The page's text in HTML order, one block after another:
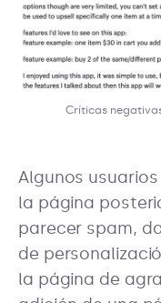
Críticas
Algunos
la página
parecer spam,
de
la página de